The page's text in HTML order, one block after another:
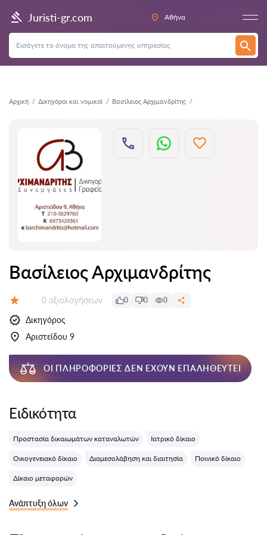
Juristi-gr.com Αθήνα
Αρχική Δικηγόροι και νομικοί Βασίλειος Αρχιμανδρίτης
Πίσω
Βασίλειος Αρχιμανδρίτης
Αξιολογήσεις:
0 αξιολογήσεων 0 0 0
Δικηγόρος
Αριστείδου 9
ΟΙ ΠΛΗΡΟΦΟΡΊΕΣ ΔΕΝ ΈΧΟΥΝ ΕΠΑΛΗΘΕΥΤΕΊ
Ειδικότητα
Προστασία δικαιωμάτων καταναλωτών Ιατρικό δίκαιο
Οικογενειακό δίκαιο Διαμεσολάβηση και διαιτησία Ποινικό δίκαιο
Δίκαιο μεταφορών
Ανάπτυξη όλων